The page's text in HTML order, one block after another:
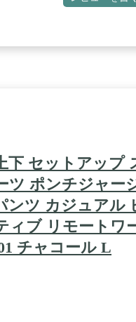
下 セットアップ
ツ ポンチジャー
ンツ カジュアル
ィブ リモートワ
チャコール L